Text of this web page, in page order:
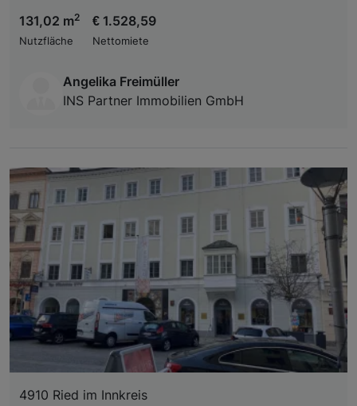
131,02 m2
Nutzfläche
€ 1.528,59
Nettomiete
Angelika Freimüller
INS Partner Immobilien GmbH
4910 Ried im Innkreis